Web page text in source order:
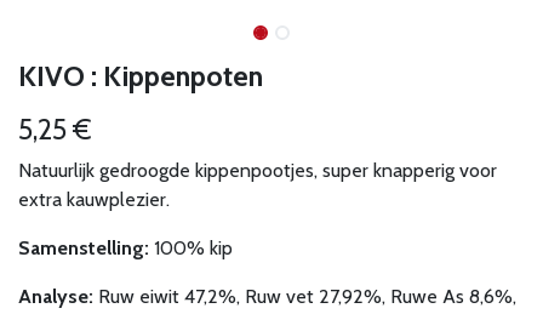
KIVO : Kippenpoten
5,25€
Natuurlijk gedroogde kippenpootjes, super knapperig voor
extra kauwplezier.
Samenstelling: 100% kip
Analyse: Ruw eiwit 47,2%, Ruw vet 27,92%, Ruwe As 8,6%,